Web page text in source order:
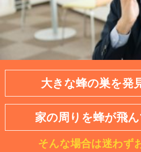
大きな蜂の巣を発
家の周りを蜂が飛ん
そんな場合は迷わず